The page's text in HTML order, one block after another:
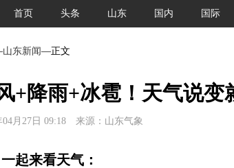
首页 头条 山东 国内 国际
山东新闻—正文
+降雨+冰雹！天气说
04月27日 09:18 来源：山东气象
一起来看天气：